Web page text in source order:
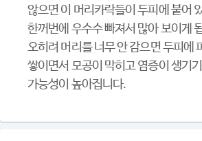
않으면 이 머리카락들이 두피에 붙어
한꺼번에 우수수 빠져서 많아 보이게
오히려 머리를 너무 안 감으면 두피에
쌓이면서 모공이 막히고 염증이 생기
가능성이 높아집니다.